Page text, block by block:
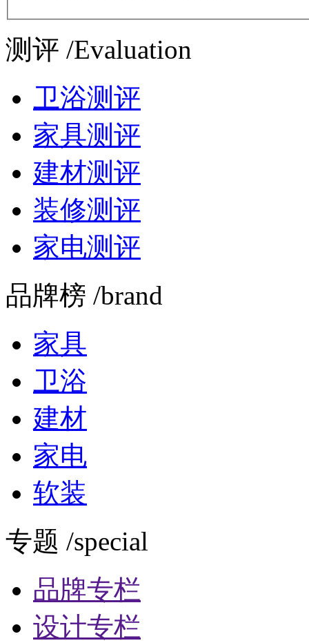
测评 /Evaluation
卫浴测评
家具测评
建材测评
装修测评
家电测评
品牌榜 /brand
家具
卫浴
建材
家电
软装
专题 /special
品牌专栏
设计专栏